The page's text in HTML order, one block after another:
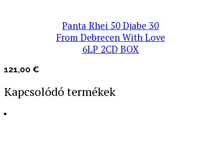
Panta Rhei 50 Djabe 30
From Debrecen With Love
6LP 2CD BOX
121,00 €
Kapcsolódó termékek